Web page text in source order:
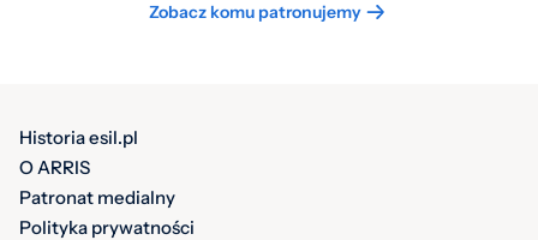
Zobacz komu patronujemy
Historia esil.pl
O ARRIS
Patronat medialny
Polityka prywatności